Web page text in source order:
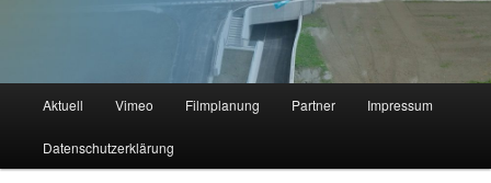
Aktuell Vimeo Filmplanung Partner Impressum
Datenschutzerklärung